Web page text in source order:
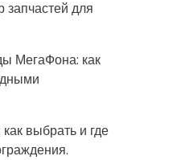
запчастей для
МегаФона: как
выбрать и где